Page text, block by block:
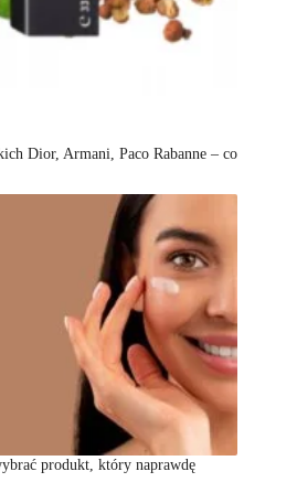
Dior, Armani, Paco Rabanne – co
produkt, który naprawdę